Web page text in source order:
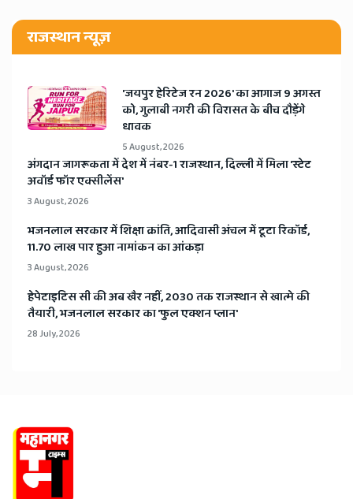
राजस्थान न्यूज़
​'जयपुर हेरिटेज रन 2026' का आगाज 9 अगस्त
को, गुलाबी नगरी की विरासत के बीच दौड़ेंगे
धावक
5 August, 2026
अंगदान जागरूकता में देश में नंबर-1 राजस्थान, दिल्ली में मिला 'स्टेट
अवॉर्ड फॉर एक्सीलेंस'
3 August, 2026
भजनलाल सरकार में शिक्षा क्रांति, आदिवासी अंचल में टूटा रिकॉर्ड,
11.70 लाख पार हुआ नामांकन का आंकड़ा
3 August, 2026
हेपेटाइटिस सी की अब खैर नहीं, 2030 तक राजस्थान से खात्मे की
तैयारी, भजनलाल सरकार का 'फुल एक्शन प्लान'
28 July, 2026